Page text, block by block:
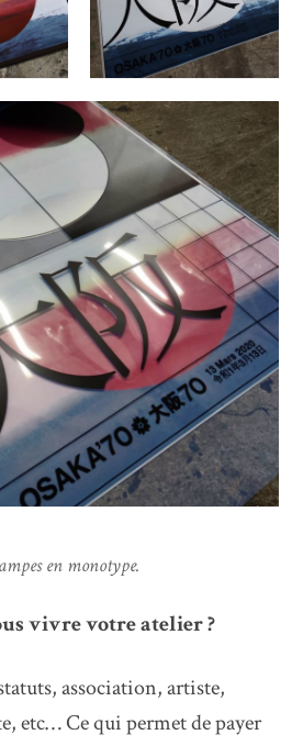
en monotype.
vivre votre atelier ?
association, artiste,
etc… Ce qui permet de payer